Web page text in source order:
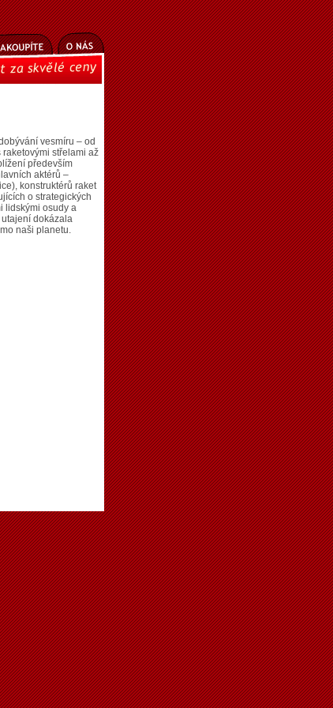
vesmíru – od
střelami až
především
aktérů –
konstruktérů raket
o strategických
lidskými osudy a
dokázala
naši planetu.